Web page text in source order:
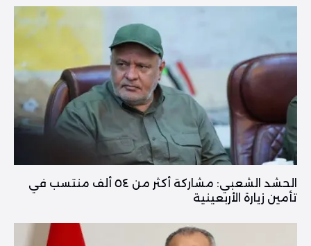
الحشد الشعبي: مشاركة أكثر من ٥٤ ألف منتسب في
تأمين زيارة الأربعينية